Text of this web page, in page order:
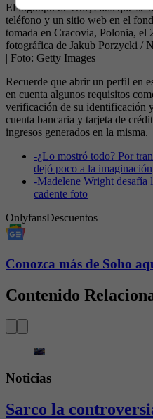
El logotipo de OnlyFans que se
teléfono y un sitio web en el
tomada en Cracovia, Polonia, el
fotográfica de Jakub Porzycki /
| Foto: Getty Images
Recuerde que abrir un perfil en
en cuenta algunos requisitos
verificación de su identificación
cuenta bancaria y tarjeta de
ingresos generados en la misma.
-¿Lo mostró todo? Por
dejó poco a la imaginación
-Madelene Wright desafía
cadente foto
OnlyfansDescuentos
Conozca más de Soho
Contenido
Noticias
Sarco la